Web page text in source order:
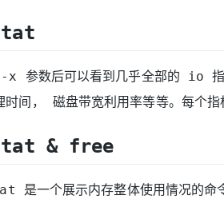
x 参数后可以看到几乎全部的 io
时间， 磁盘带宽利用率等等。每个
& free
是一个展示内存整体使用情况的